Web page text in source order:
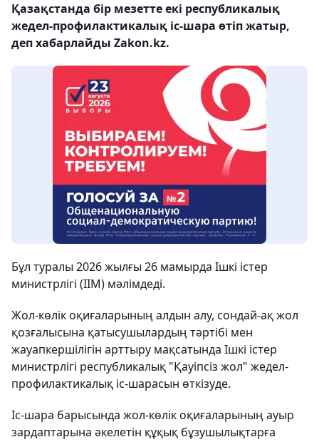
Қазақстанда бір мезетте екі республикалық
жедел-профилактикалық іс-шара өтіп жатыр,
деп хабарлайды Zakon.kz.
Бұл туралы 2026 жылғы 26 мамырда Ішкі істер
министрлігі (ІІМ) мәлімдеді.
Жол-көлік оқиғаларының алдын алу, сондай-ақ жол
қозғалысына қатысушылардың тәртібі мен
жауапкершілігін арттыру мақсатында Ішкі істер
министрлігі республикалық "Қауіпсіз жол" жедел-
профилактикалық іс-шарасын өткізуде.
Іс-шара барысында жол-көлік оқиғаларының ауыр
зардаптарына әкелетін құқық бұзушылықтарға